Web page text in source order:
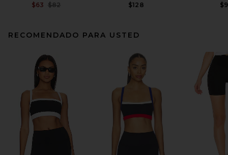
$63 Previous price:
$82
$128
RECOMENDADO PARA USTED